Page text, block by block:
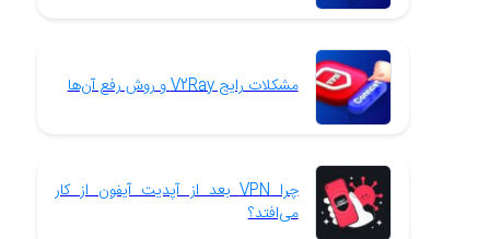
مشکلات رایج V2Ray و روش رفع آن‌ها
چرا VPN بعد از آپدیت آیفون از کار
می‌افتد؟